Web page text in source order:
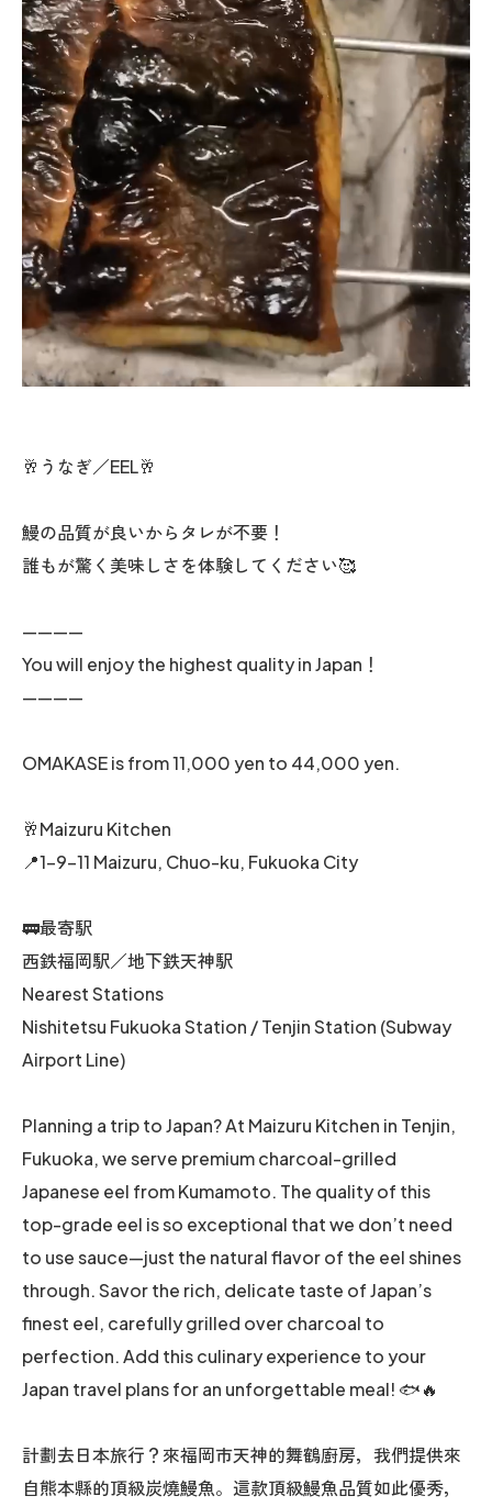
🥂うなぎ／EEL🥂
鰻の品質が良いからタレが不要！
誰もが驚く美味しさを体験してください🥰
————
You will enjoy the highest quality in Japan！
————
OMAKASE is from 11,000 yen to 44,000 yen.
🥂Maizuru Kitchen
📍1-9-11 Maizuru, Chuo-ku, Fukuoka City
🚃最寄駅
西鉄福岡駅／地下鉄天神駅
Nearest Stations
Nishitetsu Fukuoka Station / Tenjin Station (Subway
Airport Line)
Planning a trip to Japan? At Maizuru Kitchen in Tenjin,
Fukuoka, we serve premium charcoal-grilled
Japanese eel from Kumamoto. The quality of this
top-grade eel is so exceptional that we don’t need
to use sauce—just the natural flavor of the eel shines
through. Savor the rich, delicate taste of Japan’s
finest eel, carefully grilled over charcoal to
perfection. Add this culinary experience to your
Japan travel plans for an unforgettable meal! 🐟🔥
計劃去日本旅行？來福岡市天神的舞鶴廚房，我們提供來
自熊本縣的頂級炭燒鰻魚。這款頂級鰻魚品質如此優秀，